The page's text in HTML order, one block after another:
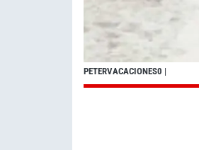
PETERVACACIONES0 |